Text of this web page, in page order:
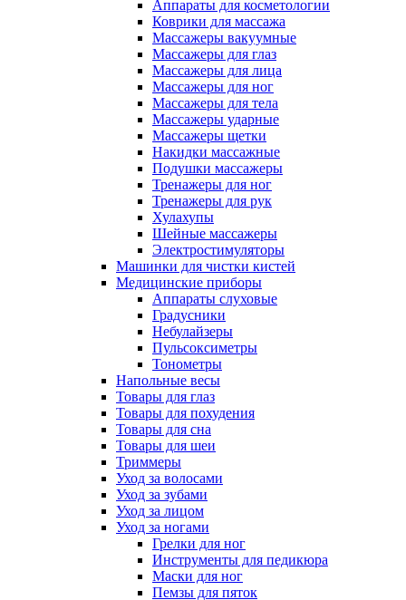
Аппараты для косметологии
Коврики для массажа
Массажеры вакуумные
Массажеры для глаз
Массажеры для лица
Массажеры для ног
Массажеры для тела
Массажеры ударные
Массажеры щетки
Накидки массажные
Подушки массажеры
Тренажеры для ног
Тренажеры для рук
Хулахупы
Шейные массажеры
Электростимуляторы
Машинки для чистки кистей
Медицинские приборы
Аппараты слуховые
Градусники
Небулайзеры
Пульсоксиметры
Тонометры
Напольные весы
Товары для глаз
Товары для похудения
Товары для сна
Товары для шеи
Триммеры
Уход за волосами
Уход за зубами
Уход за лицом
Уход за ногами
Грелки для ног
Инструменты для педикюра
Маски для ног
Пемзы для пяток